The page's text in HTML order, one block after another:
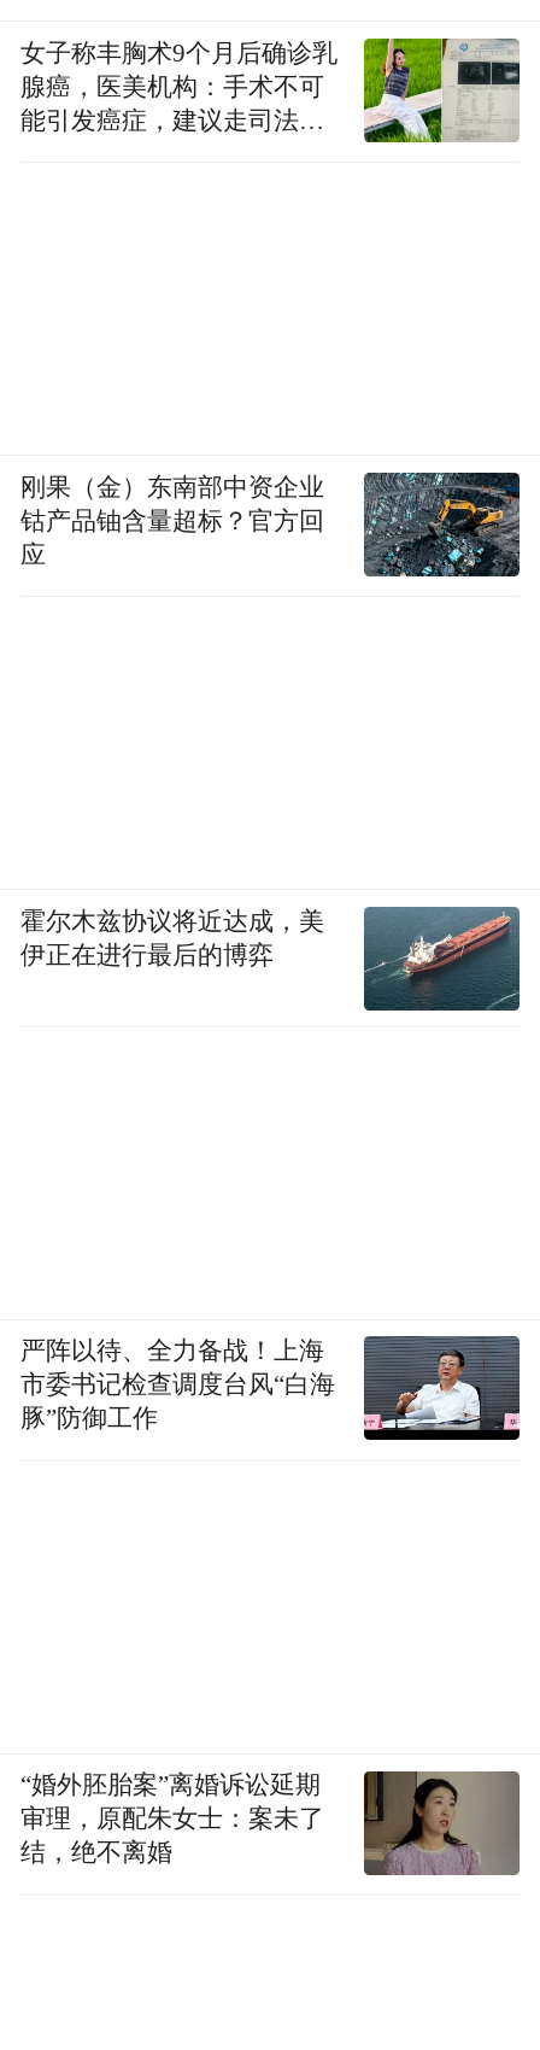
女子称丰胸术9个月后确诊乳
腺癌，医美机构：手术不可
能引发癌症，建议走司法途
刚果（金）东南部中资企业
钴产品铀含量超标？官方回
应
霍尔木兹协议将近达成，美
伊正在进行最后的博弈
严阵以待、全力备战！上海
市委书记检查调度台风“白海
豚”防御工作
“婚外胚胎案”离婚诉讼延期
审理，原配朱女士：案未了
结，绝不离婚